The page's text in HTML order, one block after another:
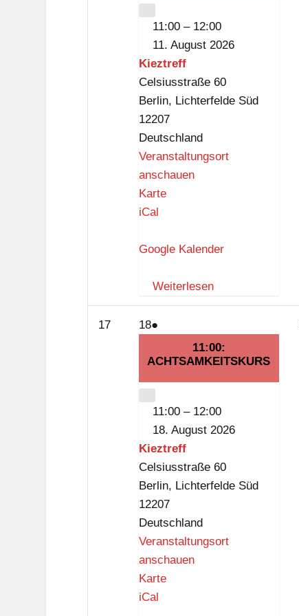
CLOSE
11:00 – 12:00
11. August 2026
Kieztreff
Celsiusstraße 60
Berlin, Lichterfelde Süd
12207
Deutschland
Veranstaltungsort
anschauen
KarteK
z
r
e
iCal
Google Kalender
Weiterlesen
1717.
1818.
2026
●(1
Veranstaltung)
11:00:
ACHTSAMKEITSKURS
CLOSE
11:00 – 12:00
18. August 2026
Kieztreff
Celsiusstraße 60
Berlin, Lichterfelde Süd
12207
Deutschland
Veranstaltungsort
anschauen
KarteK
iCal